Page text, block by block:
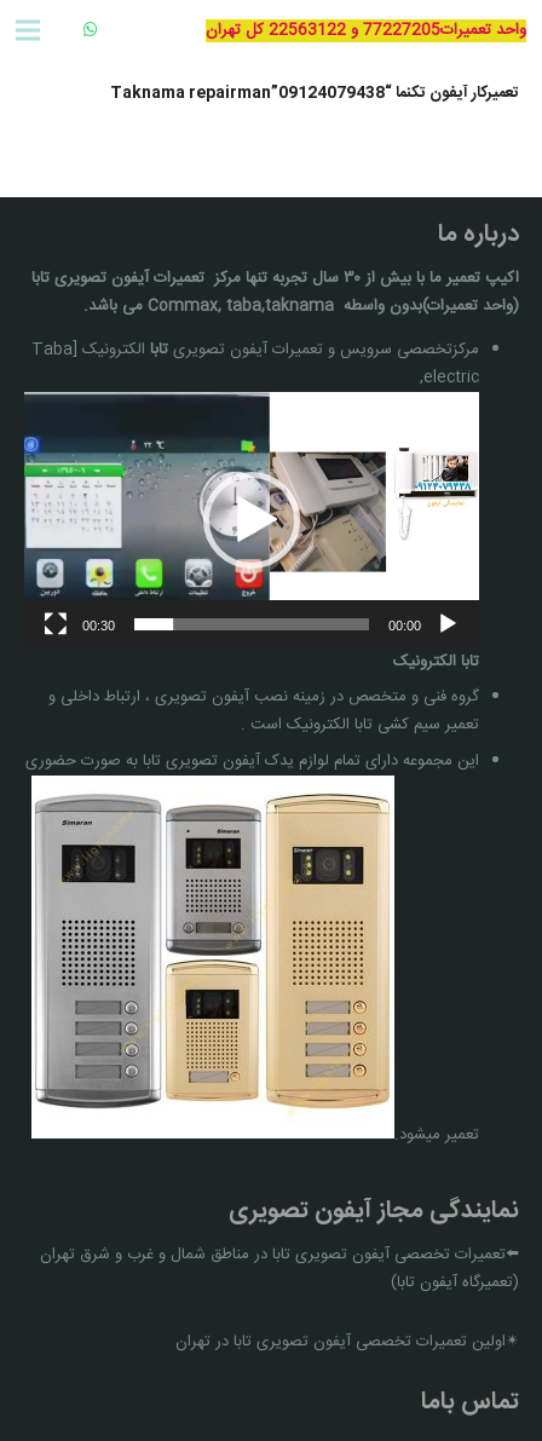
واحد تعمیرات77227205 و 22563122 کل تهران
تعمیرکار آیفون تکنما “09124079438”Taknama repairman
درباره ما
اکیپ تعمیر ما با بيش از ۳۰ سال تجربه تنها مركز تعمیرات آيفون تصويری تابا
(واحد تعمیرات)بدون واسطه Commax, taba,taknama می باشد.
مرکزتخصصی سرویس و تعمیرات آیفون تصویریتابا
الکترونیک [Taba
electric,
00:00
00:30
تابا الکترونیک
گروه فنی و متخصص در زمینه نصب آیفون تصویری ، ارتباط داخلی و
تعمیر سیم کشی تابا الکترونیک است .
این مجموعه دارای تمام لوازم یدک آیفون تصویری تابا به صورت حضوری
تعمیر میشود.
نمایندگی مجاز آیفون تصویری
⬅️تعمیرات تخصصی آیفون تصویری تابا در مناطق شمال و غرب و شرق تهران
(تعمیرگاه آیفون تابا)
✴اولین تعمیرات تخصصی آیفون تصویری تابا در تهران
تماس باما